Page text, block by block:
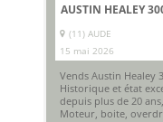
AUSTIN HEALEY
(11) AUDE
15 mai 2026
Vends Austin Healey
Historique et état
depuis plus de 20
Moteur, boite,